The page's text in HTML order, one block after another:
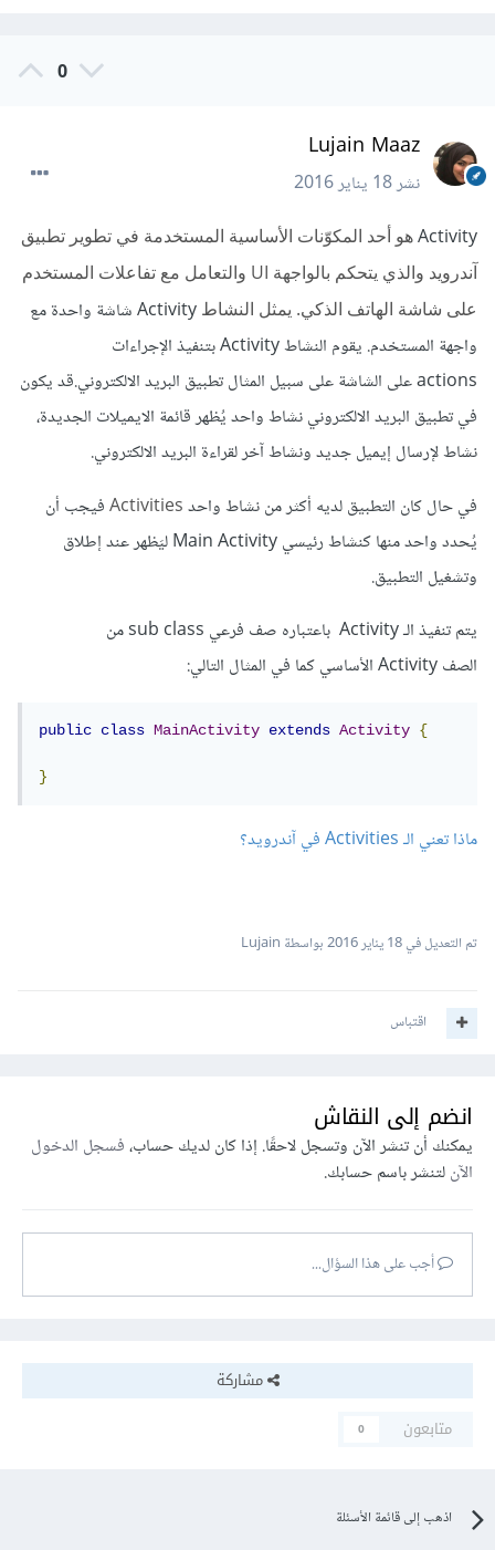
0
Lujain Maaz
نشر18 يناير 2016
Activity هو أحد المكوّنات الأساسية المستخدمة في تطوير تطبيق
آندرويد والذي يتحكم بالواجهة UI والتعامل مع تفاعلات المستخدم
على شاشة الهاتف الذكي. يمثل النشاط Activity شاشة واحدة مع
واجهة المستخدم. يقوم النشاط Activity بتنفيذ الإجراءات
actions على الشاشة على سبيل المثال تطبيق البريد الالكتروني.قد يكون
في تطبيق البريد الالكتروني نشاط واحد يُظهر قائمة الايميلات الجديدة،
نشاط لإرسال إيميل جديد ونشاط آخر لقراءة البريد الالكتروني.
في حال كان التطبيق لديه أكثر من نشاط واحد Activities فيجب أن
يُحدد واحد منها كنشاط رئيسي Main Activity ليَظهر عند إطلاق
وتشغيل التطبيق.
يتم تنفيذ الـActivity
باعتباره صف فرعي sub class من
الصفActivity الأساسي كما في المثال التالي:
public class MainActivity extends Activity {
}
ماذا تعني الـ Activities في آندرويد؟
تم التعديل في18 يناير 2016 بواسطة Lujain
اقتباس
انضم إلى النقاش
يمكنك أن تنشر الآن وتسجل لاحقًا. إذا كان لديك حساب،فسجل الدخول
الآنلتنشر باسم حسابك.
أجب على هذا السؤال...
مشاركة
متابعون
0
اذهب إلى قائمة الأسئلة